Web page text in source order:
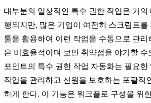
대부분의 일상적인 특수 권한 작업은 거의
행되지만, 많은 기업이 여전히 스크립트를
툴을 활용하여 이런 작업을 수동으로 관리
은 비효율적이며 보안 취약점을 야기할 수
포인트의 특수 권한 작업 자동화는 필요
작업을 관리하고 신원을 보호하는 포괄적
하게 한다. 이 기능은 워크플로 구성을 위